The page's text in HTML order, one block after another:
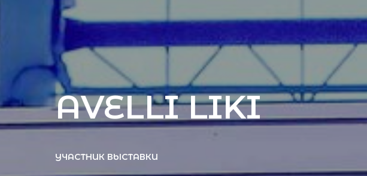
AVELLI LIKI
УЧАСТНИК ВЫСТАВКИ